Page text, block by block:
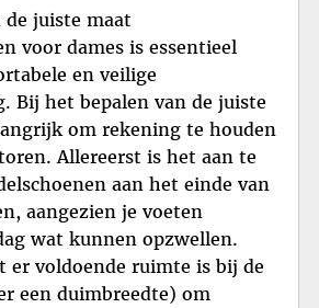
juiste maat
voor dames is essentieel
en veilige
Bij het bepalen van de juiste
om rekening te houden
Allereerst is het aan te
aan het einde van
aangezien je voeten
wat kunnen opzwellen.
er voldoende ruimte is bij de
een duimbreedte) om